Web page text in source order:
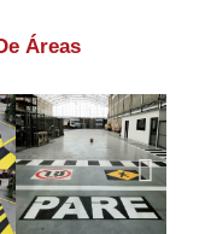
Áreas